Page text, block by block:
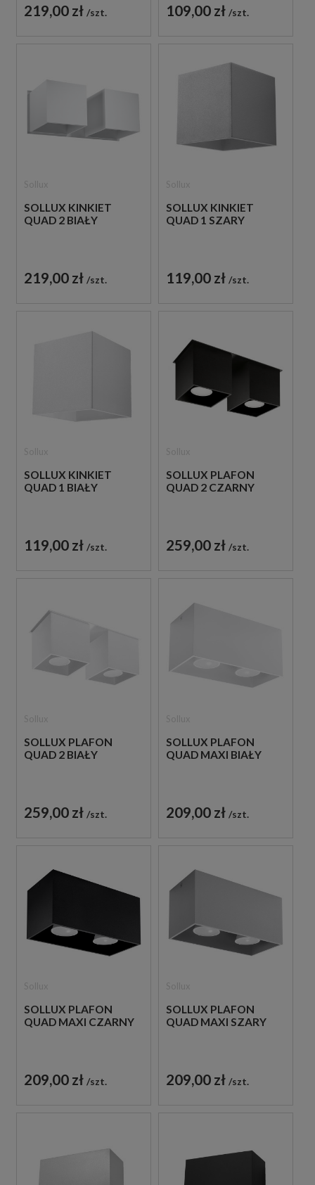
219,00 zł szt. 109,00 zł szt.
SOLLUX KINKIET
QUAD 2 BIAŁY
219,00 zł szt.
SOLLUX KINKIET
QUAD 1 SZARY
119,00 zł szt.
SOLLUX KINKIET
QUAD 1 BIAŁY
119,00 zł szt.
SOLLUX PLAFON
QUAD 2 CZARNY
259,00 zł szt.
SOLLUX PLAFON
QUAD 2 BIAŁY
259,00 zł szt.
SOLLUX PLAFON
QUAD MAXI BIAŁY
209,00 zł szt.
SOLLUX PLAFON
QUAD MAXI CZARNY
209,00 zł szt.
SOLLUX PLAFON
QUAD MAXI SZARY
209,00 zł szt.